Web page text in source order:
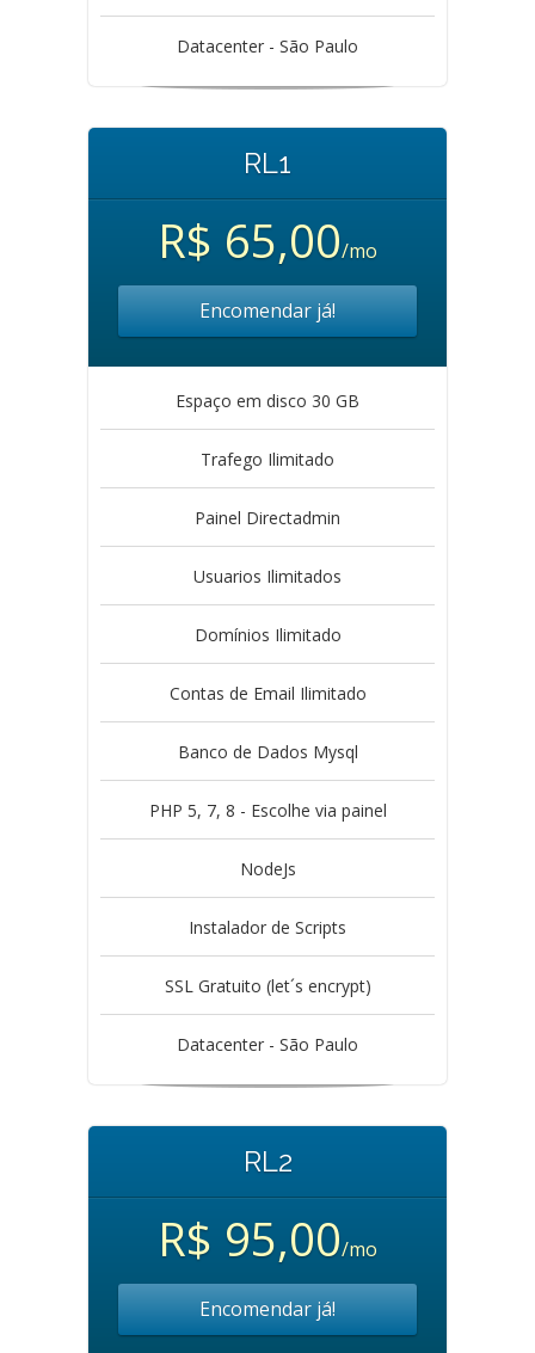
Datacenter - São Paulo
RL1
R$ 65,00/mo
Encomendar já!
Espaço em disco 30 GB
Trafego Ilimitado
Painel Directadmin
Usuarios Ilimitados
Domínios Ilimitado
Contas de Email Ilimitado
Banco de Dados Mysql
PHP 5, 7, 8 - Escolhe via painel
NodeJs
Instalador de Scripts
SSL Gratuito (let´s encrypt)
Datacenter - São Paulo
RL2
R$ 95,00/mo
Encomendar já!